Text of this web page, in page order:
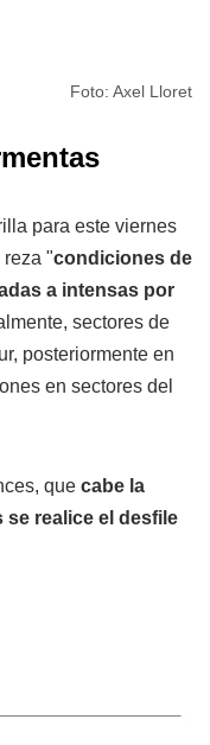
Foto: Axel Lloret
para este viernes
"condiciones de
a intensas por
sectores de
posteriormente en
en sectores del
que cabe la
realice el desfile